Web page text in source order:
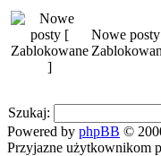
Nowe
Szukaj:
Powered by phpBB ©
Przyjazne użytkownikom